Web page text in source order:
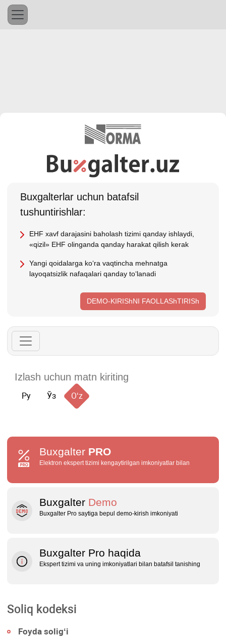
Buхgalterlar uchun batafsil
tushuntirishlar:
EHF хavf darajasini baholash tizimi qanday ishlaydi,
«qizil» EHF olinganda qanday harakat qilish kerak
Yangi qoidalarga koʻra vaqtincha mehnatga
layoqatsizlik nafaqalari qanday toʻlanadi
DEMO-KIRIShNI FAOLLAShTIRISh
Ру Ўз Oʻz
Buxgalter PRO
Elektron ekspert tizimi kengaytirilgan imkoniyatlar bilan
Buxgalter Demo
Buxgalter Pro saytiga bepul demo‑kirish imkoniyati
Buxgalter Pro haqida
Ekspert tizimi va uning imkoniyatlari bilan batafsil tanishing
Soliq kodeksi
Foyda soligʻi